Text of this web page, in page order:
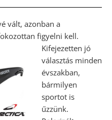
vált, azonban a
figyelni kell.
Kifejezetten jó
választás minden
évszakban,
bármilyen
sportot is
űzzünk.